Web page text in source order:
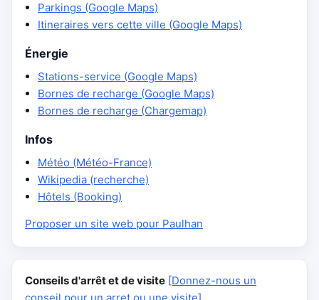
Parkings (Google Maps)
Itineraires vers cette ville (Google Maps)
Énergie
Stations-service (Google Maps)
Bornes de recharge (Google Maps)
Bornes de recharge (Chargemap)
Infos
Météo (Météo-France)
Wikipedia (recherche)
Hôtels (Booking)
Proposer un site web pour Paulhan
Conseils d'arrêt et de visite [Donnez-nous un